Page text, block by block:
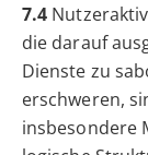
7.4
die darauf
Dienste zu
erschweren,
insbesondere